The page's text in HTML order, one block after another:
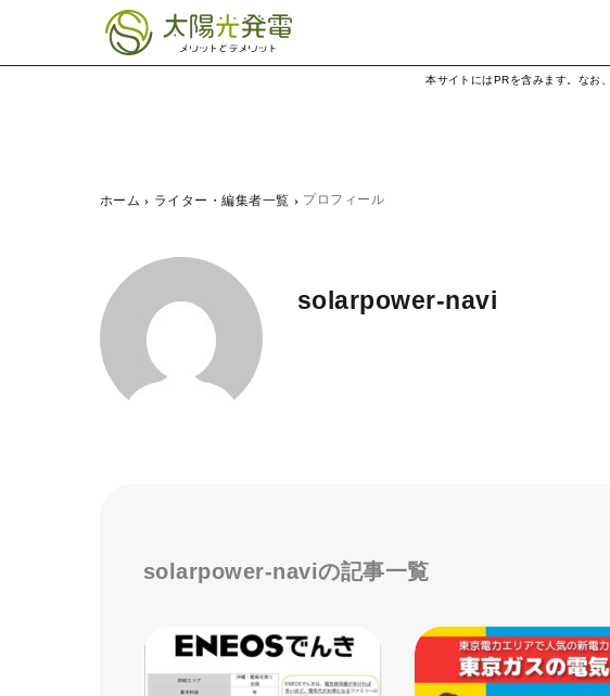
本サイトにはPRを含みます。なお
ホーム ライター・編集者一覧 プロフィール
solarpower-navi
solarpower-naviの記事一覧